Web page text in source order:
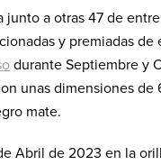
a otras 47 de
y premiadas
durante Septiembre y
unas dimensiones
mate.
Abril de 2023 en la